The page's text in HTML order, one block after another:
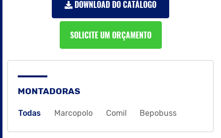
DOWNLOAD DO CATÁLOGO
SOLICITE UM ORÇAMENTO
MONTADORAS
Todas Marcopolo Comil Bepobuss